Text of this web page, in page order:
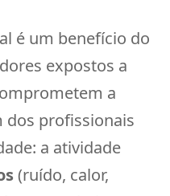
é um benefício do
expostos a
a
dos profissionais
a atividade
(ruído, calor,